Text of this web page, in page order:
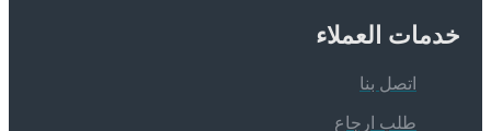
العملاء
اتصل بنا
طلب ارجاع